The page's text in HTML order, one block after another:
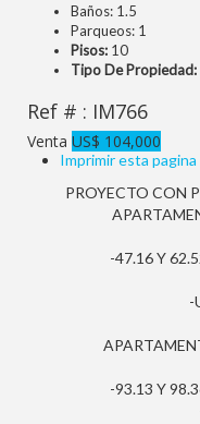
Baños: 1.5
Parqueos: 1
Pisos: 10
Tipo De Propiedad:
Ref # : IM766
Venta US$ 104,000
Imprimir esta pagina
PROYECTO CON
-47.16 Y
-
-93.13 Y